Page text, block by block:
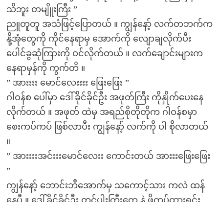
သိဘူး တမျိူးကြီး ”
ညူတူတူ အသံဖြင့်ပြောတယ် ။ ကျွန်နော့် လက်တဘက်က
နို့အုံတွေကို ကိုင်နေရာမှ အောက်ကို လျောချလိုက်ပီး
ပေါင်ခွဆုံကြားကို ဝင်လိုက်တယ် ။ လက်ချောင်းများက
နေရာမှန်ကို ကွက်တိ ။
” အားးးး မောင်လေးးးး ဖြေးဖြေး ”
ဂါဝန်စ ပေါ်မှာ ဒေါ်ခိုင်ခိုင်ဦး အဖုတ်ကြီး ကိုနှိုက်ပေးနေ
လိုက်တယ် ။ အဖုတ် ထဲမှ အရည်စိုတိုတိုက ဂါဝန်စမှာ
စေးကပ်ကပ် ဖြစ်လာပီး ကျွန်နော့် လက်ကို ပါ စိုလာတယ်
။
” အားးးးအင်းးးမောင်လေးး ကောင်းတယ် အားးးဖြေးဖြေး
”
ကျွန်နော့် ဘောင်းဘီအောက်မှ သကောင့်သား ကလဲ ထန်
နေပီ ။ ဒေါ်ခိုင်ခိုင်ဦး တင်ပါးကြီးတွေ နဲ့ ဖိကပ်ထားရင်း